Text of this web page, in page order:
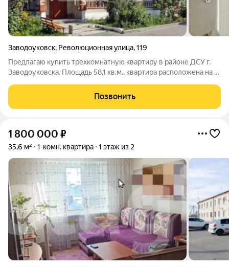
Заводоуковск, Революционная улица,119
Предлагаю купить трехкомнатную квартиру в районе ДСУ г.
Заводоуковска. Площадь 58,1 кв.м., квартира расположена на 1-
Комнаты все изолированные, квартира формата "распашонка",
окна выходят на
Позвонить
1 800 000 ₽
35,6 м² 1-комн. квартира 1 этаж из 2